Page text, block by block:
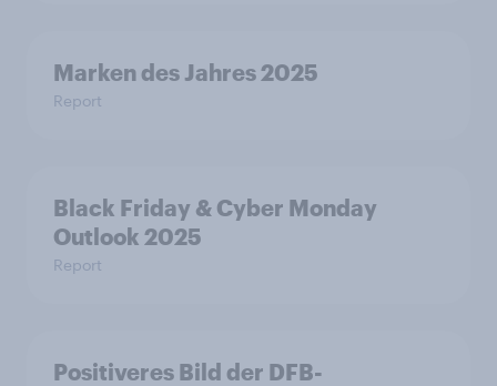
Marken des Jahres 2025
Report
Black Friday & Cyber Monday
Outlook 2025
Report
Positiveres Bild der DFB-